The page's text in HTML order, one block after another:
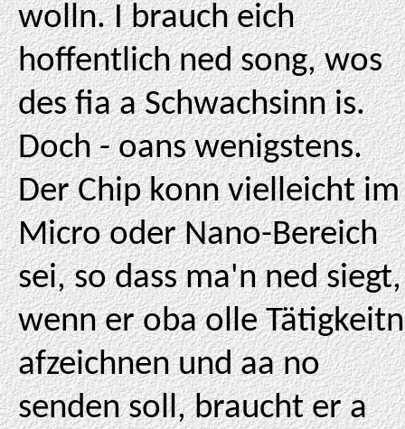
wolln. I brauch eich
hoffentlich ned song, wos
des fia a Schwachsinn is.
Doch - oans wenigstens.
Der Chip konn vielleicht im
Micro oder Nano-Bereich
sei, so dass ma'n ned siegt,
wenn er oba olle Tätigkeitn
afzeichnen und aa no
senden soll, braucht er a